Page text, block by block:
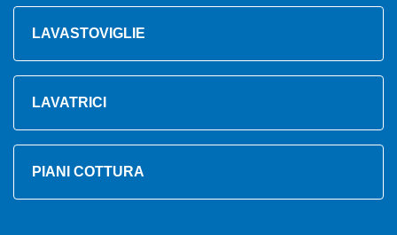
LAVASTOVIGLIE
LAVATRICI
PIANI COTTURA